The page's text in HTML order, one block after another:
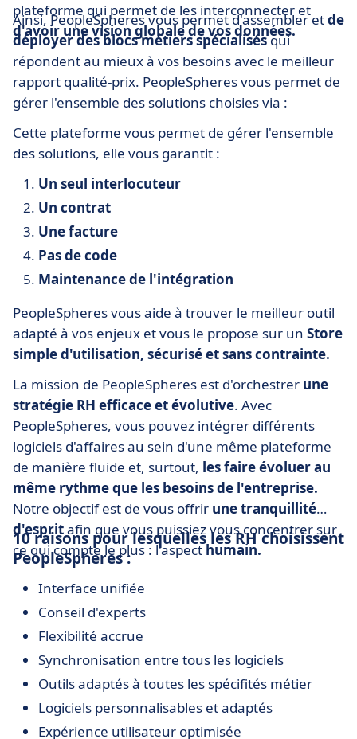
plateforme qui permet de les interconnecter et
d'avoir une vision globale de vos données.
Ainsi, PeopleSpheres vous permet d'assembler etde
déployer des blocs métiers spécialisésqui
répondent au mieux à vos besoins avec le meilleur
rapport qualité-prix. PeopleSpheres vous permet de
gérer l'ensemble des solutions choisies via :
Cette plateforme vous permet de gérer l'ensemble
des solutions, elle vous garantit :
Un seul interlocuteur
Un contrat
Une facture
Pas de code
Maintenance de l'intégration
PeopleSpheres vous aide à trouver le meilleur outil
adapté à vos enjeux et vous le propose sur un Store
simple d'utilisation, sécurisé et sans contrainte.
La mission de PeopleSpheres est d'orchestrer une
stratégie RH efficace et évolutive. Avec
PeopleSpheres, vous pouvez intégrer différents
logiciels d'affaires au sein d'une même plateforme
de manière fluide et, surtout, les faire évoluer au
même rythme que les besoins de l'entreprise.
Notre objectif est de vous offrir une tranquillité
d'espritafin que vous puissiez vous concentrer sur
ce qui compte le plus : l'aspecthumain.
10 raisons pour lesquelles les RH choisissent
PeopleSpheres :
Interface unifiée
Conseil d'experts
Flexibilité accrue
Synchronisation entre tous les logiciels
Outils adaptés à toutes les spécifités métier
Logiciels personnalisables et adaptés
Expérience utilisateur optimisée